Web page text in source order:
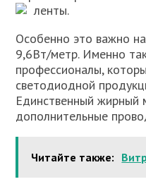
ленты.
Особенно это важно
9,6Вт/метр. Именно
профессионалы,
светодиодной
Единственный жирный
дополнительные
Читайте также: